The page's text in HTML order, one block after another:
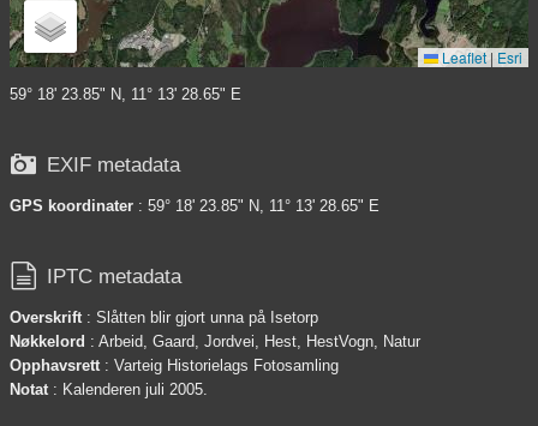
Leaflet | Esri
59° 18' 23.85" N, 11° 13' 28.65" E
 EXIF metadata
GPS koordinater : 59° 18' 23.85" N, 11° 13' 28.65" E
 IPTC metadata
Overskrift: Slåtten blir gjort unna på Isetorp
Nøkkelord : Arbeid, Gaard, Jordvei, Hest, HestVogn, Natur
Opphavsrett: Varteig Historielags Fotosamling
Notat: Kalenderen juli 2005.